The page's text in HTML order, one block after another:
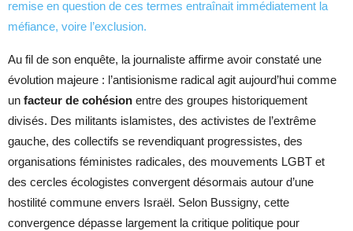
remise en question de ces termes entraînait immédiatement la
méfiance, voire l’exclusion.
Au fil de son enquête, la journaliste affirme avoir constaté une
évolution majeure : l’antisionisme radical agit aujourd’hui comme
un facteur de cohésion entre des groupes historiquement
divisés. Des militants islamistes, des activistes de l’extrême
gauche, des collectifs se revendiquant progressistes, des
organisations féministes radicales, des mouvements LGBT et
des cercles écologistes convergent désormais autour d’une
hostilité commune envers Israël. Selon Bussigny, cette
convergence dépasse largement la critique politique pour